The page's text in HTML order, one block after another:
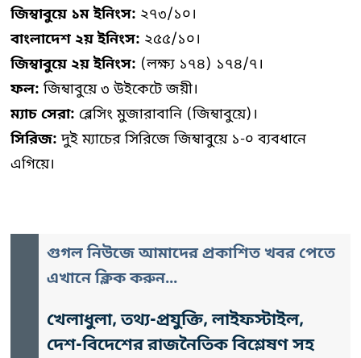
জিম্বাবুয়ে ১ম ইনিংস: ২৭৩/১০।
বাংলাদেশ ২য় ইনিংস: ২৫৫/১০।
জিম্বাবুয়ে ২য় ইনিংস: (লক্ষ্য ১৭৪) ১৭৪/৭।
ফল: জিম্বাবুয়ে ৩ উইকেটে জয়ী।
ম্যাচ সেরা: ব্লেসিং মুজারাবানি (জিম্বাবুয়ে)।
সিরিজ: দুই ম্যাচের সিরিজে জিম্বাবুয়ে ১-০ ব্যবধানে
এগিয়ে।
গুগল নিউজে আমাদের প্রকাশিত খবর পেতে
এখানে ক্লিক করুন...
খেলাধুলা, তথ্য-প্রযুক্তি, লাইফস্টাইল,
দেশ-বিদেশের রাজনৈতিক বিশ্লেষণ সহ